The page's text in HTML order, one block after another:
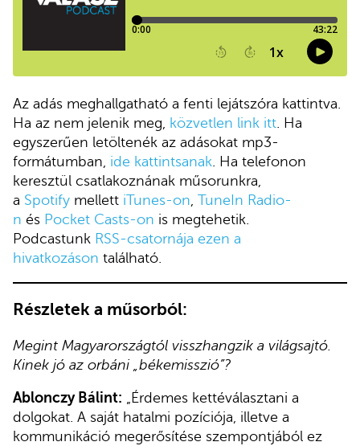
Az adás meghallgatható a fenti lejátszóra kattintva.
Ha az nem jelenik meg, közvetlen link itt. Ha
egyszerűen letöltenék az adásokat mp3-
formátumban, ide kattintsanak. Ha telefonon
keresztül csatlakoznának műsorunkra,
a Spotify mellett iTunes-on, TuneIn Radio-
n és Pocket Casts-on is megtehetik.
Podcastunk RSS-csatornája ezen a
hivatkozáson található.
Részletek a műsorból:
Megint Magyarországtól visszhangzik a világsajtó.
Kinek jó az orbáni „békemisszió”?
Ablonczy Bálint: „Érdemes kettéválasztani a
dolgokat. A saját hatalmi pozíciója, illetve a
kommunikáció megerősítése szempontjából ez